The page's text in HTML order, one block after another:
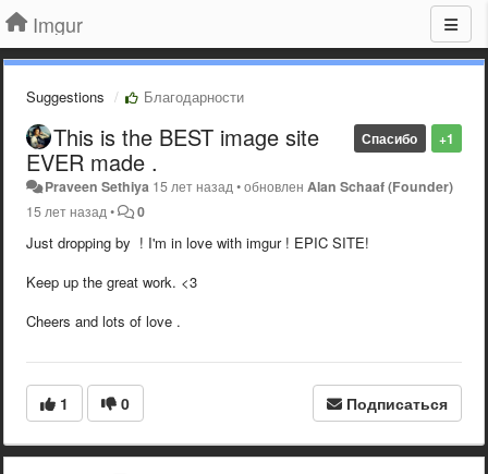
Imgur
Suggestions Благодарности
+1
Спасибо
This is the BEST image site
EVER made .
Praveen Sethiya 15 лет назад•обновленAlan Schaaf (Founder)
15 лет назад• 0
Just dropping by ! I'm in love with imgur ! EPIC SITE!
Keep up the great work. <3
Cheers and lots of love .
1 0 Подписаться